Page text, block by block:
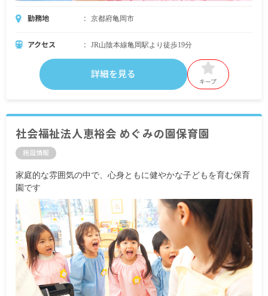
勤務地 京都府亀岡市
アクセス JR山陰本線亀岡駅より徒歩19分
詳細を見る
キープ
社会福祉法人恵裕会 めぐみの園保育園
施設情報
家庭的な雰囲気の中で、心身ともに健やかな子どもを育む保育
園です